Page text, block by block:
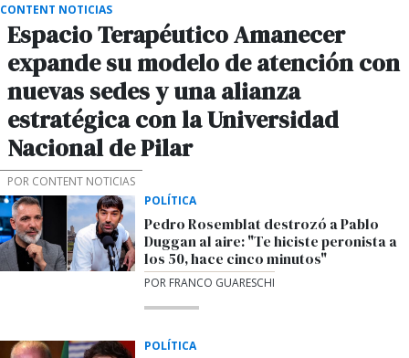
CONTENT NOTICIAS
Espacio Terapéutico Amanecer
expande su modelo de atención con
nuevas sedes y una alianza
estratégica con la Universidad
Nacional de Pilar
POR CONTENT NOTICIAS
POLÍTICA
Pedro Rosemblat destrozó a Pablo
Duggan al aire: "Te hiciste peronista a
los 50, hace cinco minutos"
POR FRANCO GUARESCHI
POLÍTICA